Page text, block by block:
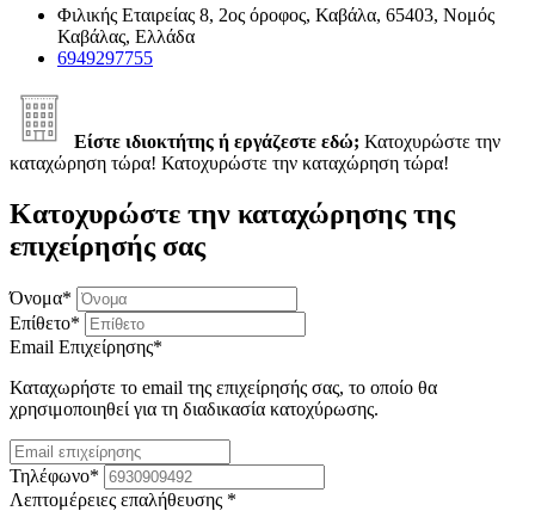
Φιλικής Εταιρείας 8, 2ος όροφος, Καβάλα, 65403, Νομός
Καβάλας, Ελλάδα
6949297755
Είστε ιδιοκτήτης ή εργάζεστε εδώ; Κατοχυρώστε την
καταχώρηση τώρα! Κατοχυρώστε την καταχώρηση τώρα!
Κατοχυρώστε την καταχώρησης της
επιχείρησής σας
Όνομα*
Επίθετο*
Email Επιχείρησης*
Καταχωρήστε το email της επιχείρησής σας, το οποίο θα
χρησιμοποιηθεί για τη διαδικασία κατοχύρωσης.
Τηλέφωνο*
Λεπτομέρειες επαλήθευσης *